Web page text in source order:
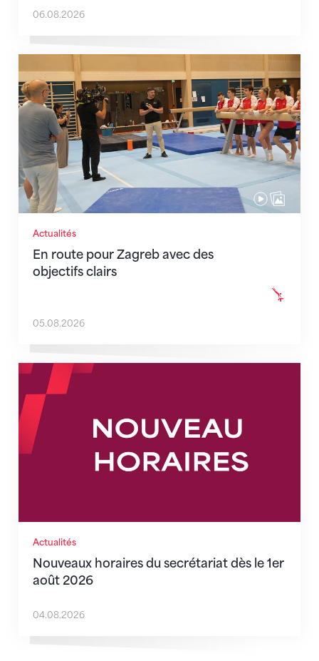
06.08.2026
Actualités
En route pour Zagreb avec des
objectifs clairs
En route pour Zagreb avec des objectifs clairs
05.08.2026
Actualités
Nouveaux horaires du secrétariat dès le 1er
août 2026
Nouveaux horaires du secrétariat dès le 1er août
04.08.2026